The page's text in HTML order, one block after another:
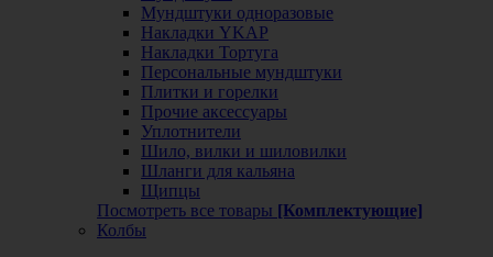
Мундштуки одноразовые
Накладки YKAP
Накладки Тортуга
Персональные мундштуки
Плитки и горелки
Прочие аксессуары
Уплотнители
Шило, вилки и шиловилки
Шланги для кальяна
Щипцы
Посмотреть все товары [Комплектующие]
Колбы